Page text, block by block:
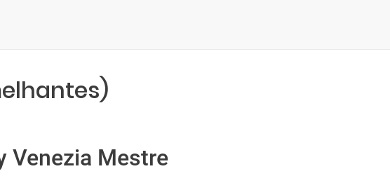
Venezia Mestre